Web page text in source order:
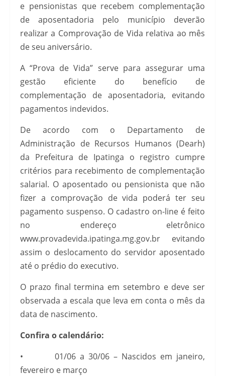
e pensionistas que recebem complementação
de aposentadoria pelo município deverão
realizar a Comprovação de Vida relativa ao mês
de seu aniversário.
A “Prova de Vida” serve para assegurar uma
gestão eficiente do benefício de
complementação de aposentadoria, evitando
pagamentos indevidos.
De acordo com o Departamento de
Administração de Recursos Humanos (Dearh)
da Prefeitura de Ipatinga o registro cumpre
critérios para recebimento de complementação
salarial. O aposentado ou pensionista que não
fizer a comprovação de vida poderá ter seu
pagamento suspenso. O cadastro on-line é feito
no endereço eletrônico
www.provadevida.ipatinga.mg.gov.br evitando
assim o deslocamento do servidor aposentado
até o prédio do executivo.
O prazo final termina em setembro e deve ser
observada a escala que leva em conta o mês da
data de nascimento.
Confira o calendário:
• 01/06 a 30/06 – Nascidos em janeiro,
fevereiro e março